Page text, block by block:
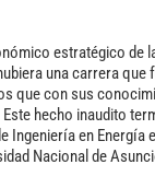
estratégico de
una carrera que
que con sus
hecho inaudito
Ingeniería en Energía
Nacional de